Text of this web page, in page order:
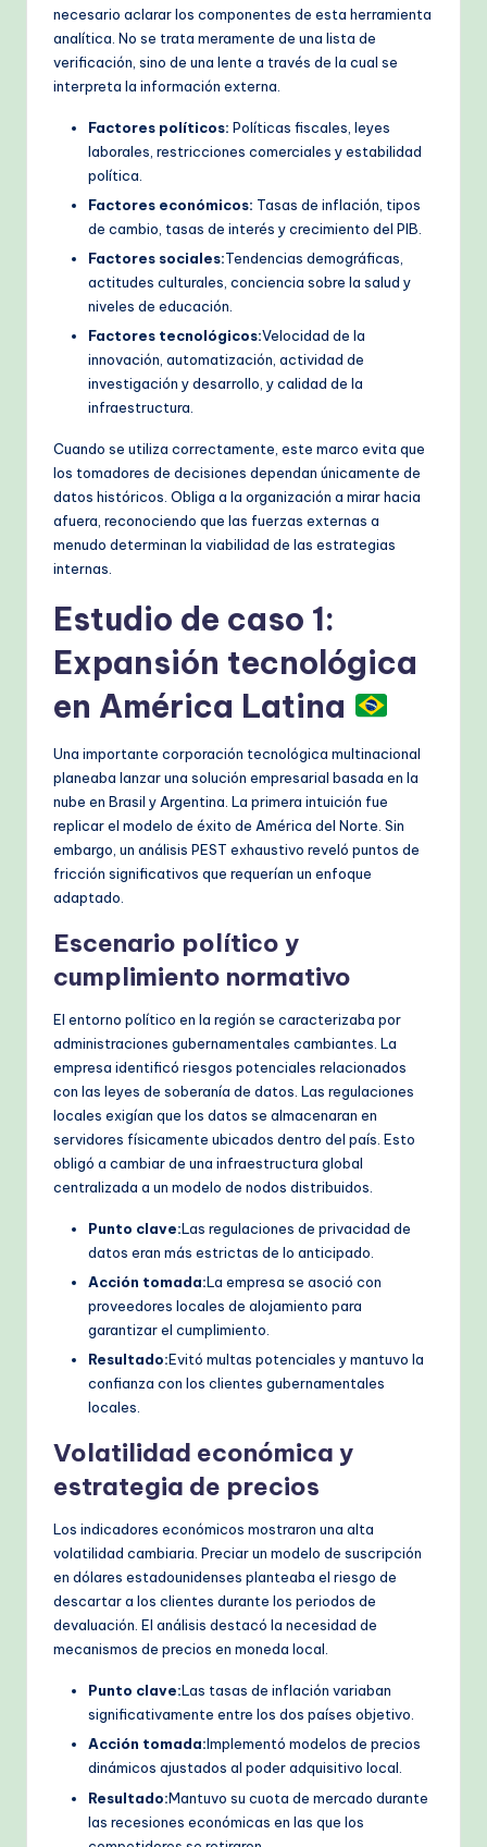
necesario aclarar los componentes de esta herramienta
analítica. No se trata meramente de una lista de
verificación, sino de una lente a través de la cual se
interpreta la información externa.
Factores políticos: Políticas fiscales, leyes
laborales, restricciones comerciales y estabilidad
política.
Factores económicos: Tasas de inflación, tipos
de cambio, tasas de interés y crecimiento del PIB.
Factores sociales:Tendencias demográficas,
actitudes culturales, conciencia sobre la salud y
niveles de educación.
Factores tecnológicos:Velocidad de la
innovación, automatización, actividad de
investigación y desarrollo, y calidad de la
infraestructura.
Cuando se utiliza correctamente, este marco evita que
los tomadores de decisiones dependan únicamente de
datos históricos. Obliga a la organización a mirar hacia
afuera, reconociendo que las fuerzas externas a
menudo determinan la viabilidad de las estrategias
internas.
Estudio de caso 1:
Expansión tecnológica
en América Latina
Una importante corporación tecnológica multinacional
planeaba lanzar una solución empresarial basada en la
nube en Brasil y Argentina. La primera intuición fue
replicar el modelo de éxito de América del Norte. Sin
embargo, un análisis PEST exhaustivo reveló puntos de
fricción significativos que requerían un enfoque
adaptado.
Escenario político y
cumplimiento normativo
El entorno político en la región se caracterizaba por
administraciones gubernamentales cambiantes. La
empresa identificó riesgos potenciales relacionados
con las leyes de soberanía de datos. Las regulaciones
locales exigían que los datos se almacenaran en
servidores físicamente ubicados dentro del país. Esto
obligó a cambiar de una infraestructura global
centralizada a un modelo de nodos distribuidos.
Punto clave:Las regulaciones de privacidad de
datos eran más estrictas de lo anticipado.
Acción tomada:La empresa se asoció con
proveedores locales de alojamiento para
garantizar el cumplimiento.
Resultado:Evitó multas potenciales y mantuvo la
confianza con los clientes gubernamentales
locales.
Volatilidad económica y
estrategia de precios
Los indicadores económicos mostraron una alta
volatilidad cambiaria. Preciar un modelo de suscripción
en dólares estadounidenses planteaba el riesgo de
descartar a los clientes durante los periodos de
devaluación. El análisis destacó la necesidad de
mecanismos de precios en moneda local.
Punto clave:Las tasas de inflación variaban
significativamente entre los dos países objetivo.
Acción tomada:Implementó modelos de precios
dinámicos ajustados al poder adquisitivo local.
Resultado:Mantuvo su cuota de mercado durante
las recesiones económicas en las que los